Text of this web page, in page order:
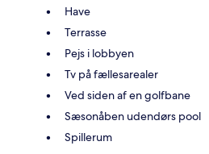
Have
Terrasse
Pejs i lobbyen
Tv på fællesarealer
Ved siden af en golfbane
Sæsonåben udendørs pool
Spillerum